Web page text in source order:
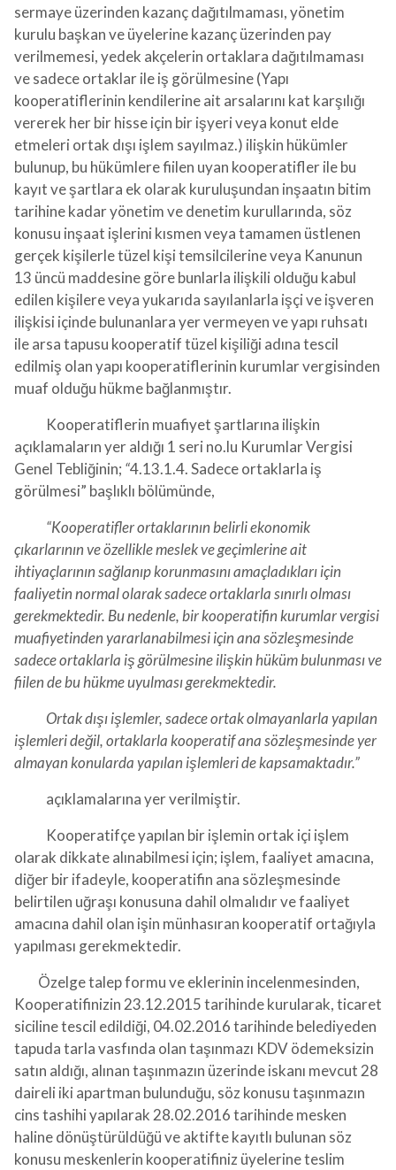
sermaye üzerinden kazanç dağıtılmaması, yönetim
kurulu başkan ve üyelerine kazanç üzerinden pay
verilmemesi, yedek akçelerin ortaklara dağıtılmaması
ve sadece ortaklar ile iş görülmesine (Yapı
kooperatiflerinin kendilerine ait arsalarını kat karşılığı
vererek her bir hisse için bir işyeri veya konut elde
etmeleri ortak dışı işlem sayılmaz.) ilişkin hükümler
bulunup, bu hükümlere fiilen uyan kooperatifler ile bu
kayıt ve şartlara ek olarak kuruluşundan inşaatın bitim
tarihine kadar yönetim ve denetim kurullarında, söz
konusu inşaat işlerini kısmen veya tamamen üstlenen
gerçek kişilerle tüzel kişi temsilcilerine veya Kanunun
13 üncü maddesine göre bunlarla ilişkili olduğu kabul
edilen kişilere veya yukarıda sayılanlarla işçi ve işveren
ilişkisi içinde bulunanlara yer vermeyen ve yapı ruhsatı
ile arsa tapusu kooperatif tüzel kişiliği adına tescil
edilmiş olan yapı kooperatiflerinin kurumlar vergisinden
muaf olduğu hükme bağlanmıştır.
Kooperatiflerin muafiyet şartlarına ilişkin
açıklamaların yer aldığı 1 seri no.lu Kurumlar Vergisi
Genel Tebliğinin; “4.13.1.4. Sadece ortaklarla iş
görülmesi” başlıklı bölümünde,
“Kooperatifler ortaklarının belirli ekonomik
çıkarlarının ve özellikle meslek ve geçimlerine ait
ihtiyaçlarının sağlanıp korunmasını amaçladıkları için
faaliyetin normal olarak sadece ortaklarla sınırlı olması
gerekmektedir. Bu nedenle, bir kooperatifin kurumlar vergisi
muafiyetinden yararlanabilmesi için ana sözleşmesinde
sadece ortaklarla iş görülmesine ilişkin hüküm bulunması ve
fiilen de bu hükme uyulması gerekmektedir.
Ortak dışı işlemler, sadece ortak olmayanlarla yapılan
işlemleri değil, ortaklarla kooperatif ana sözleşmesinde yer
almayan konularda yapılan işlemleri de kapsamaktadır.”
açıklamalarına yer verilmiştir.
Kooperatifçe yapılan bir işlemin ortak içi işlem
olarak dikkate alınabilmesi için; işlem, faaliyet amacına,
diğer bir ifadeyle, kooperatifin ana sözleşmesinde
belirtilen uğraşı konusuna dahil olmalıdır ve faaliyet
amacına dahil olan işin münhasıran kooperatif ortağıyla
yapılması gerekmektedir.
Özelge talep formu ve eklerinin incelenmesinden,
Kooperatifinizin 23.12.2015 tarihinde kurularak, ticaret
siciline tescil edildiği, 04.02.2016 tarihinde belediyeden
tapuda tarla vasfında olan taşınmazı KDV ödemeksizin
satın aldığı, alınan taşınmazın üzerinde iskanı mevcut 28
daireli iki apartman bulunduğu, söz konusu taşınmazın
cins tashihi yapılarak 28.02.2016 tarihinde mesken
haline dönüştürüldüğü ve aktifte kayıtlı bulunan söz
konusu meskenlerin kooperatifiniz üyelerine teslim